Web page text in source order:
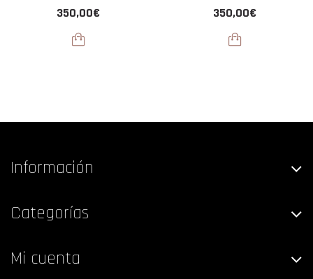
350,00€ 350,00€
Información
Categorías
Mi cuenta